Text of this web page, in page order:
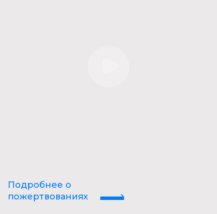
Подробнее о
пожертвованиях